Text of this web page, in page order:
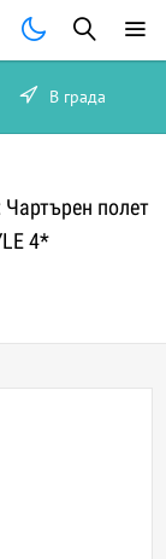
В града
полет
4*